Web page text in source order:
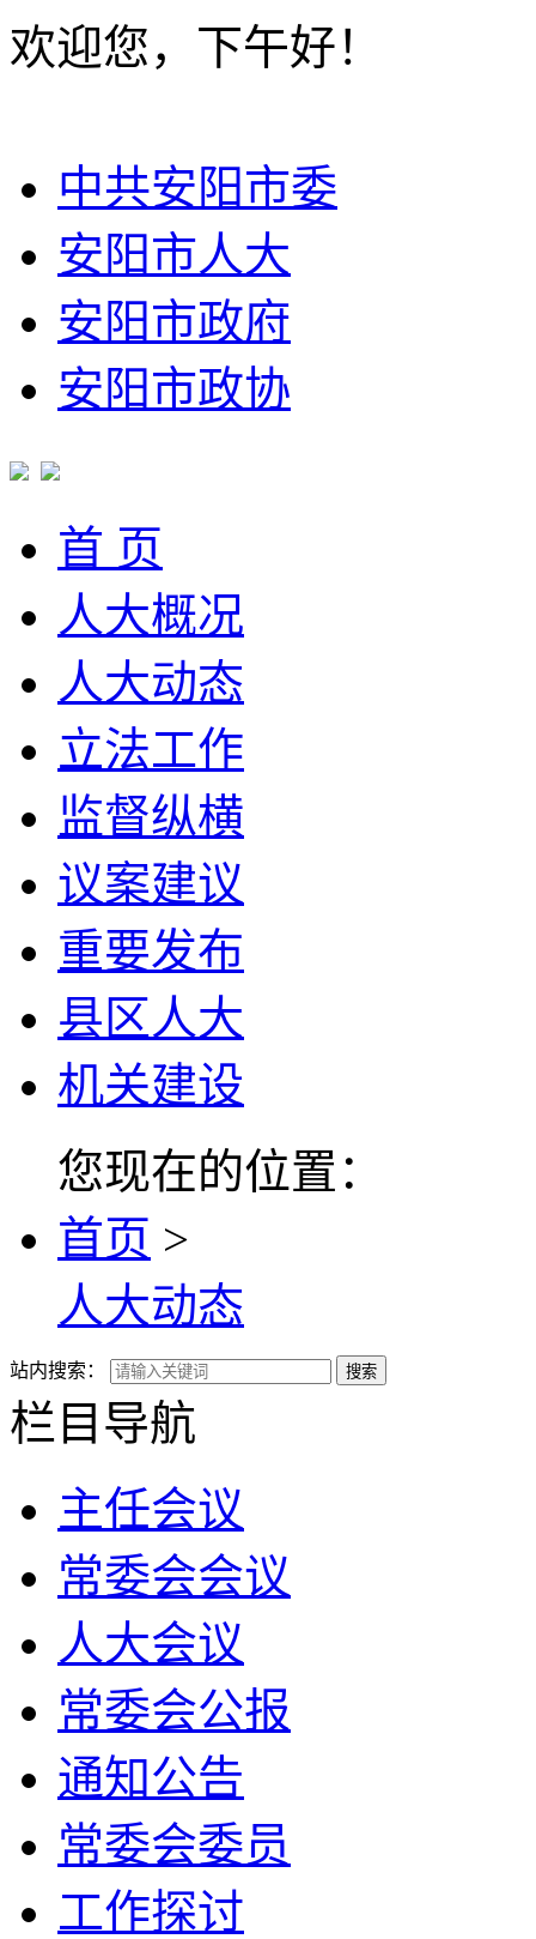
欢迎您，下午好！
中共安阳市委
安阳市人大
安阳市政府
安阳市政协
首 页
人大概况
人大动态
立法工作
监督纵横
议案建议
重要发布
县区人大
机关建设
您现在的位置：
首页 >
人大动态
站内搜索： 搜索
栏目导航
主任会议
常委会会议
人大会议
常委会公报
通知公告
常委会委员
工作探讨